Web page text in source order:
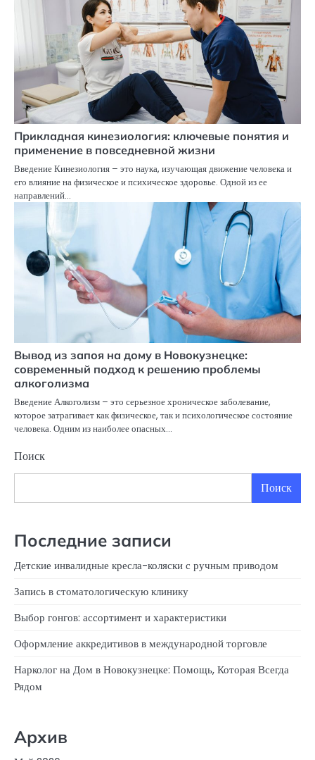
Прикладная кинезиология: ключевые понятия и
применение в повседневной жизни
Введение Кинезиология – это наука, изучающая движение человека и
его влияние на физическое и психическое здоровье. Одной из ее
направлений…
Вывод из запоя на дому в Новокузнецке:
современный подход к решению проблемы
алкоголизма
Введение Алкоголизм – это серьезное хроническое заболевание,
которое затрагивает как физическое, так и психологическое состояние
человека. Одним из наиболее опасных…
Поиск
Поиск
Последние записи
Детские инвалидные кресла-коляски с ручным приводом
Запись в стоматологическую клинику
Выбор гонгов: ассортимент и характеристики
Оформление аккредитивов в международной торговле
Нарколог на Дом в Новокузнецке: Помощь, Которая Всегда
Рядом
Архив